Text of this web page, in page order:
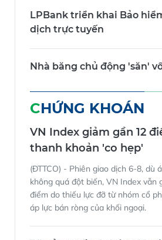
LPBank triển khai Bảo
dịch trực tuyến
Nhà băng chủ động 'săn'
CHỨNG KHOÁN
VN Index giảm gần 12
thanh khoản 'co hẹp'
(ĐTTCO) - Phiên giao dịch 6-8, dù
không quá đột biến, VN Index vẫn
điểm do thiếu lực đỡ từ nhóm cổ
áp lực bán ròng của khối ngoại.